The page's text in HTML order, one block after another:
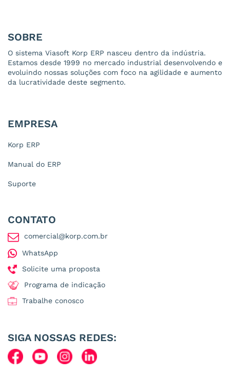
SOBRE
O sistema Viasoft Korp ERP nasceu dentro da indústria.
Estamos desde 1999 no mercado industrial desenvolvendo e
evoluindo nossas soluções com foco na agilidade e aumento
da lucratividade deste segmento.
EMPRESA
Korp ERP
Manual do ERP
Suporte
CONTATO
comercial@korp.com.br
WhatsApp
Solicite uma proposta
Programa de indicação
Trabalhe conosco
SIGA NOSSAS REDES: